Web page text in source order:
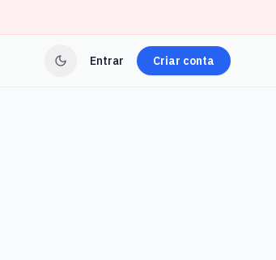
Entrar Criar conta